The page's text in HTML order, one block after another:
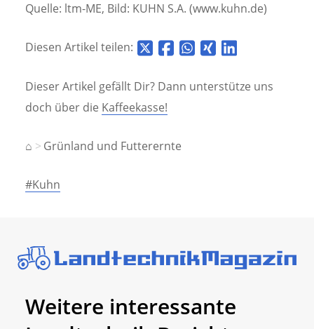
Quelle: ltm-ME, Bild: KUHN S.A. (www.kuhn.de)
Diesen Artikel teilen:
Dieser Artikel gefällt Dir? Dann unterstütze uns
doch über die Kaffeekasse!
⌂ Grünland und Futterernte
#Kuhn
Weitere interessante